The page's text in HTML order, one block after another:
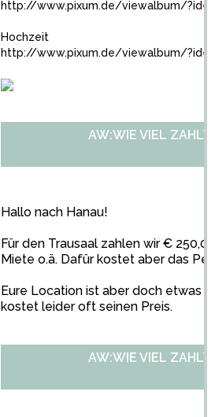
http://www.pixum.de/viewalbum/
Hochzeit
http://www.pixum.de/viewalbum/
AW:WIE VIEL ZAHLT
Hallo nach Hanau!
Für den Trausaal zahlen wir €
Miete o.ä. Dafür kostet aber das
Eure Location ist aber doch etwas
kostet leider oft seinen Preis.
AW:WIE VIEL ZAHLT